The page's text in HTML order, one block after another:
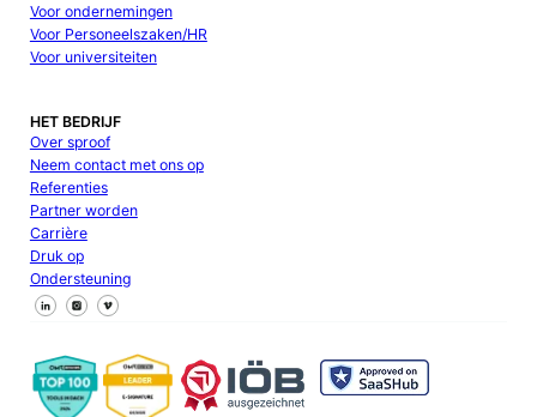
Voor ondernemingen
Voor Personeelszaken/HR
Voor universiteiten
HET BEDRIJF
Over sproof
Neem contact met ons op
Referenties
Partner worden
Carrière
Druk op
Ondersteuning
Volg ons op Facebook
Volg ons op X
Volg ons op LinkedIn